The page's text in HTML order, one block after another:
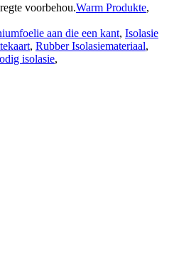
voorbehou.Warm Produkte,
aan die een kant, Isolasie
, Rubber Isolasiemateriaal,
isolasie,